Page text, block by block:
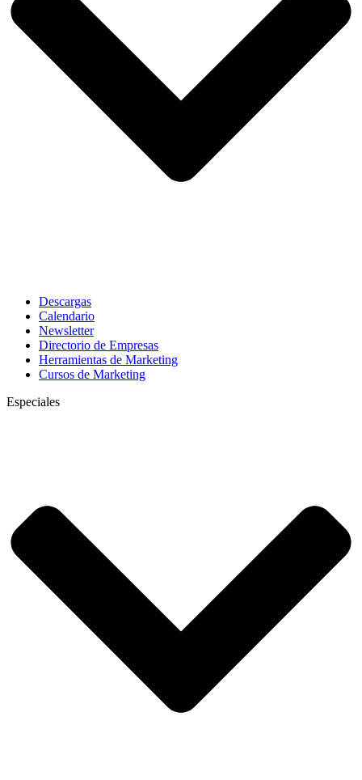
Descargas
Calendario
Newsletter
Directorio de Empresas
Herramientas de Marketing
Cursos de Marketing
Especiales